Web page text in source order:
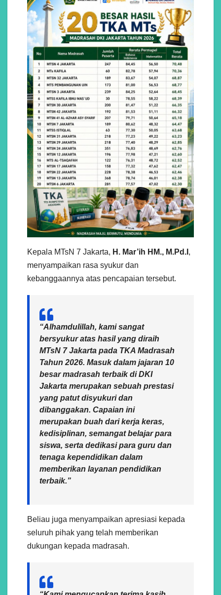
Kepala MTsN 7 Jakarta, H. Mar’ih HM., M.Pd.I ,
menyampaikan rasa syukur dan
kebanggaannya atas pencapaian tersebut.
“Alhamdulillah, kami sangat
bersyukur atas hasil yang diraih
MTsN 7 Jakarta pada TKA Madrasah
Tahun 2026. Masuk dalam jajaran 10
besar madrasah terbaik di DKI
Jakarta merupakan sebuah prestasi
yang patut disyukuri dan
dibanggakan. Capaian ini
merupakan buah dari kerja keras,
kedisiplinan, semangat belajar para
siswa, serta dedikasi para guru dan
tenaga kependidikan dalam
memberikan layanan pendidikan
terbaik.”
Beliau juga menyampaikan apresiasi kepada
seluruh pihak yang telah memberikan
dukungan kepada madrasah.